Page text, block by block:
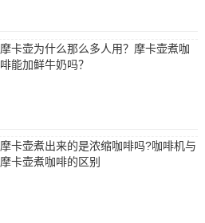
摩卡壶为什么那么多人用？摩卡壶煮咖
啡能加鲜牛奶吗？
摩卡壶煮出来的是浓缩咖啡吗?咖啡机与
摩卡壶煮咖啡的区别